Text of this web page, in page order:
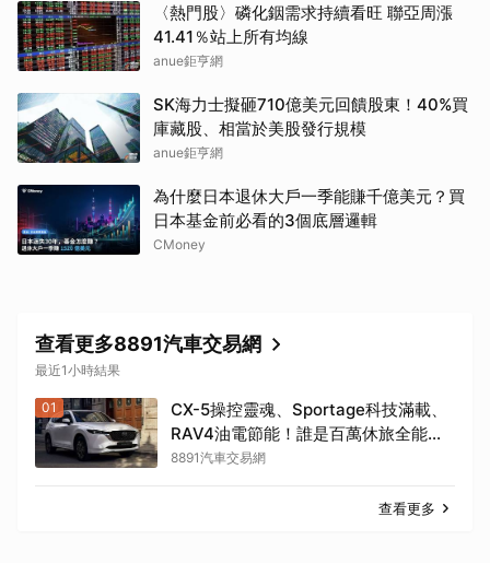
〈熱門股〉磷化銦需求持續看旺 聯亞周漲
41.41％站上所有均線
anue鉅亨網
SK海力士擬砸710億美元回饋股東！40%買
庫藏股、相當於美股發行規模
anue鉅亨網
為什麼日本退休大戶一季能賺千億美元？買
日本基金前必看的3個底層邏輯
CMoney
查看更多8891汽車交易網
最近1小時結果
01
CX-5操控靈魂、Sportage科技滿載、
RAV4油電節能！誰是百萬休旅全能
王？
8891汽車交易網
查看更多